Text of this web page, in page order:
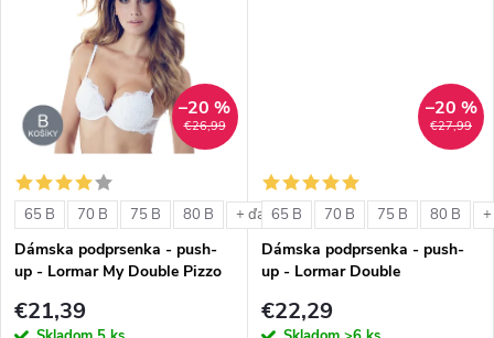
t
o
v
t
o
v
€26,99
–20 %
65 B 70 B 75 B 80 B + ďalšie
Dámska podprsenka - push-
up - Lormar My Double Pizzo
€21,39
€27,99
–20 %
65 B 70 B 75 B 80 B
Dámska podprsenka - push-
up - Lormar Double
€22,29